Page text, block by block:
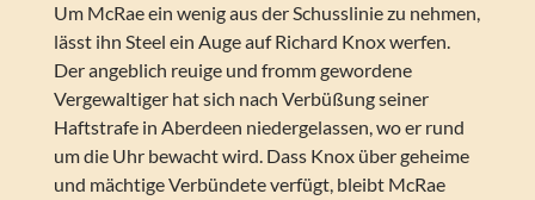
Um McRae ein wenig aus der Schusslinie zu nehmen,
lässt ihn Steel ein Auge auf Richard Knox werfen.
Der angeblich reuige und fromm gewordene
Vergewaltiger hat sich nach Verbüßung seiner
Haftstrafe in Aberdeen niedergelassen, wo er rund
um die Uhr bewacht wird. Dass Knox über geheime
und mächtige Verbündete verfügt, bleibt McRae